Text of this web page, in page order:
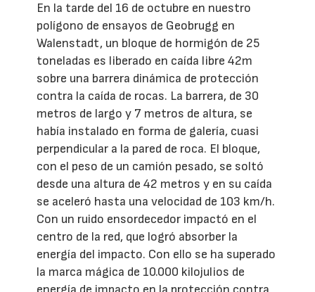
En la tarde del 16 de octubre en nuestro
polígono de ensayos de Geobrugg en
Walenstadt, un bloque de hormigón de 25
toneladas es liberado en caída libre 42m
sobre una barrera dinámica de protección
contra la caída de rocas. La barrera, de 30
metros de largo y 7 metros de altura, se
había instalado en forma de galería, cuasi
perpendicular a la pared de roca. El bloque,
con el peso de un camión pesado, se soltó
desde una altura de 42 metros y en su caída
se aceleró hasta una velocidad de 103 km/h.
Con un ruido ensordecedor impactó en el
centro de la red, que logró absorber la
energía del impacto. Con ello se ha superado
la marca mágica de 10.000 kilojulios de